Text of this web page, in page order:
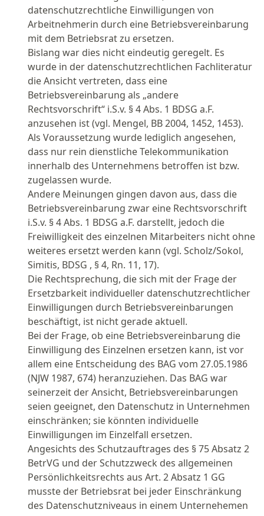
datenschutzrechtliche Einwilligungen von
Arbeitnehmerin durch eine Betriebsvereinbarung
mit dem Betriebsrat zu ersetzen.
Bislang war dies nicht eindeutig geregelt. Es
wurde in der datenschutzrechtlichen Fachliteratur
die Ansicht vertreten, dass eine
Betriebsvereinbarung als „andere
Rechtsvorschrift“ i.S.v. § 4 Abs. 1 BDSG a.F.
anzusehen ist (vgl. Mengel, BB 2004, 1452, 1453).
Als Voraussetzung wurde lediglich angesehen,
dass nur rein dienstliche Telekommunikation
innerhalb des Unternehmens betroffen ist bzw.
zugelassen wurde.
Andere Meinungen gingen davon aus, dass die
Betriebsvereinbarung zwar eine Rechtsvorschrift
i.S.v. § 4 Abs. 1 BDSG a.F. darstellt, jedoch die
Freiwilligkeit des einzelnen Mitarbeiters nicht ohne
weiteres ersetzt werden kann (vgl. Scholz/Sokol,
Simitis, BDSG , § 4, Rn. 11, 17).
Die Rechtsprechung, die sich mit der Frage der
Ersetzbarkeit individueller datenschutzrechtlicher
Einwilligungen durch Betriebsvereinbarungen
beschäftigt, ist nicht gerade aktuell.
Bei der Frage, ob eine Betriebsvereinbarung die
Einwilligung des Einzelnen ersetzen kann, ist vor
allem eine Entscheidung des BAG vom 27.05.1986
(NJW 1987, 674) heranzuziehen. Das BAG war
seinerzeit der Ansicht, Betriebsvereinbarungen
seien geeignet, den Datenschutz in Unternehmen
einschränken; sie könnten individuelle
Einwilligungen im Einzelfall ersetzen.
Angesichts des Schutzauftrages des § 75 Absatz 2
BetrVG und der Schutzzweck des allgemeinen
Persönlichkeitsrechts aus Art. 2 Absatz 1 GG
musste der Betriebsrat bei jeder Einschränkung
des Datenschutzniveaus in einem Unternehemen